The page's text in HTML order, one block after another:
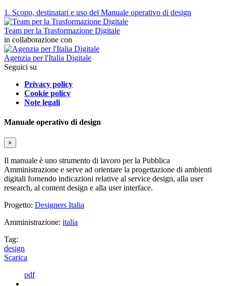
1. Scopo, destinatari e uso del Manuale operativo di design
Team per la Trasformazione Digitale
in collaborazione con
Agenzia per l'Italia Digitale
Seguici su
Privacy policy
Cookie policy
Note legali
Manuale operativo di design
×
Il manuale è uno strumento di lavoro per la Pubblica
Amministrazione e serve ad orientare la progettazione di ambienti
digitali fornendo indicazioni relative al service design, alla user
research, al content design e alla user interface.
Progetto: Designers Italia
Amministrazione: italia
Tag:
design
Scarica
pdf